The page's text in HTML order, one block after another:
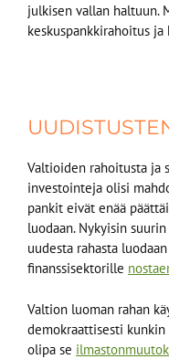
julkisen vallan haltuun.
keskuspankkirahoitus
Valtioiden rahoitusta ja
investointeja olisi
pankit eivät enää
luodaan. Nykyisin
uudesta rahasta
finanssisektorille
Valtion luoman rahan
demokraattisesti
olipa se